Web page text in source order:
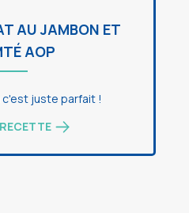
AU JAMBON ET
AOP
c'est juste parfait !